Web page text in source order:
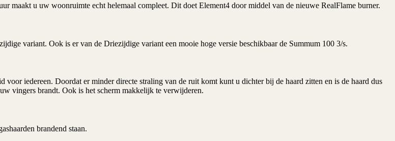
maakt u uw woonruimte echt helemaal compleet. Dit doet Element4 door middel van de nieuwe RealFlame burner.
variant. Ook is er van de Driezijdige variant een mooie hoge versie beschikbaar de Summum 100 3/s.
iedereen. Doordat er minder directe straling van de ruit komt kunt u dichter bij de haard zitten en is de haard dus
vingers brandt. Ook is het scherm makkelijk te verwijderen.
brandend staan.